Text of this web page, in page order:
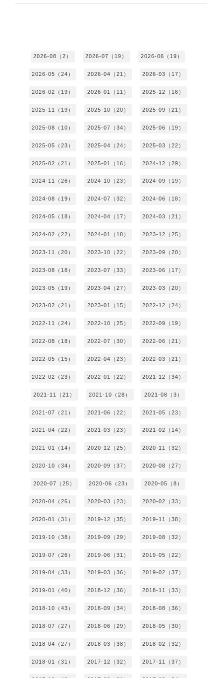
2026-08（2） 2026-07（19） 2026-06（19）
2026-05（24） 2026-04（21） 2026-03（17）
2026-02（19） 2026-01（11） 2025-12（16）
2025-11（19） 2025-10（20） 2025-09（21）
2025-08（10） 2025-07（34） 2025-06（19）
2025-05（23） 2025-04（24） 2025-03（22）
2025-02（21） 2025-01（16） 2024-12（29）
2024-11（26） 2024-10（23） 2024-09（19）
2024-08（19） 2024-07（32） 2024-06（18）
2024-05（18） 2024-04（17） 2024-03（21）
2024-02（22） 2024-01（18） 2023-12（25）
2023-11（20） 2023-10（22） 2023-09（20）
2023-08（18） 2023-07（33） 2023-06（17）
2023-05（19） 2023-04（27） 2023-03（20）
2023-02（21） 2023-01（15） 2022-12（24）
2022-11（24） 2022-10（25） 2022-09（19）
2022-08（18） 2022-07（30） 2022-06（21）
2022-05（15） 2022-04（23） 2022-03（21）
2022-02（23） 2022-01（22） 2021-12（34）
2021-11（21） 2021-10（28） 2021-08（3）
2021-07（21） 2021-06（22） 2021-05（23）
2021-04（22） 2021-03（23） 2021-02（14）
2021-01（14） 2020-12（25） 2020-11（32）
2020-10（34） 2020-09（37） 2020-08（27）
2020-07（25） 2020-06（23） 2020-05（8）
2020-04（26） 2020-03（23） 2020-02（33）
2020-01（31） 2019-12（35） 2019-11（38）
2019-10（38） 2019-09（29） 2019-08（32）
2019-07（26） 2019-06（31） 2019-05（22）
2019-04（33） 2019-03（36） 2019-02（37）
2019-01（40） 2018-12（36） 2018-11（33）
2018-10（43） 2018-09（34） 2018-08（36）
2018-07（27） 2018-06（29） 2018-05（30）
2018-04（27） 2018-03（38） 2018-02（32）
2018-01（31） 2017-12（32） 2017-11（37）